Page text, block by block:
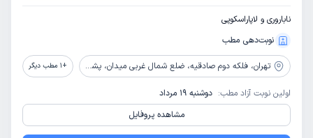
ناباروری و لاپاراسکوپی
نوبت‌دهی مطب
تهران، فلکه دوم صادقیه، ضلع شمال غربی میدان، پشت پارک استقلال، مرکز تجاری صادقیه، طبقه 2، واحد 7 +
1 مطب دیگر
اولین نوبت آزاد مطب: دوشنبه 19 مرداد
مشاهده پروفایل